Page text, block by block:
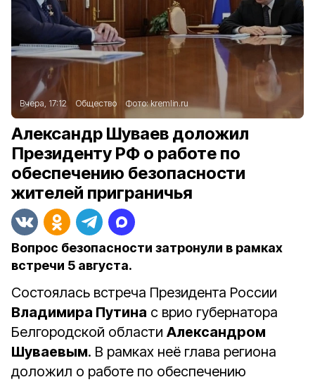
Вчера, 17:12 Общество Фото:kremlin.ru
Александр Шуваев доложил
Президенту РФ о работе по
обеспечению безопасности
жителей приграничья
Вопрос безопасности затронули в рамках
встречи 5 августа.
Состоялась встреча Президента России
Владимира Путина с врио губернатора
Белгородской области Александром
Шуваевым. В рамках неё глава региона
доложил о работе по обеспечению